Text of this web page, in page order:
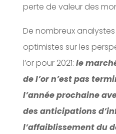
perte de valeur des
De nombreux
optimistes sur les
l’or pour 2021: le
de l’or n’est pas
l’année prochaine
des anticipations
l’affaiblissement du